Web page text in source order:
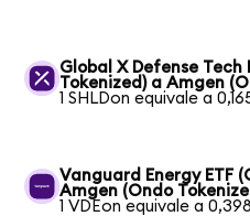
Global X Defense Tech
Tokenized) a Amgen
1 SHLDon equivale a
Vanguard Energy ETF
Amgen (Ondo
1 VDEon equivale a